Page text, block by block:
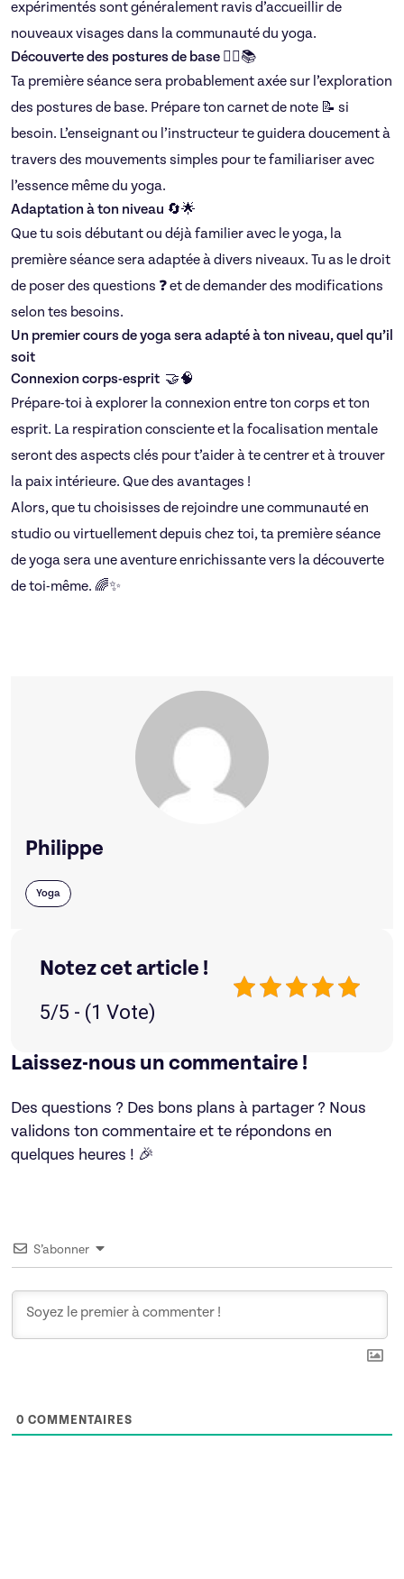
expérimentés sont généralement ravis d’accueillir de
nouveaux visages dans la communauté du yoga.
Découverte des postures de base 🤸‍♀️📚
Ta première séance sera probablement axée sur l’exploration
des postures de base. Prépare ton carnet de note 📝 si
besoin. L’enseignant ou l’instructeur te guidera doucement à
travers des mouvements simples pour te familiariser avec
l’essence même du yoga.
Adaptation à ton niveau 🔄🌟
Que tu sois débutant ou déjà familier avec le yoga, la
première séance sera adaptée à divers niveaux. Tu as le droit
de poser des questions ❓ et de demander des modifications
selon tes besoins.
Un premier cours de yoga sera adapté à ton niveau, quel qu’il
soit
Connexion corps-esprit 🤝🧠
Prépare-toi à explorer la connexion entre ton corps et ton
esprit. La respiration consciente et la focalisation mentale
seront des aspects clés pour t’aider à te centrer et à trouver
la paix intérieure. Que des avantages !
Alors, que tu choisisses de rejoindre une communauté en
studio ou virtuellement depuis chez toi, ta première séance
de yoga sera une aventure enrichissante vers la découverte
de toi-même. 🌈✨
Philippe
Yoga
Notez cet article !
5/5 - (1 Vote)
Laissez-nous un commentaire !
Des questions ? Des bons plans à partager ? Nous
validons ton commentaire et te répondons en
quelques heures ! 🎉
S’abonner
0 COMMENTAIRES